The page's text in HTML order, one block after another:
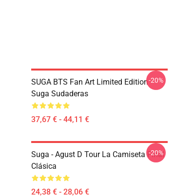
SUGA BTS Fan Art Limited Edition
Suga Sudaderas
37,67 € - 44,11 €
-20%
Suga - Agust D Tour La Camiseta Final
Clásica
24,38 € - 28,06 €
-20%